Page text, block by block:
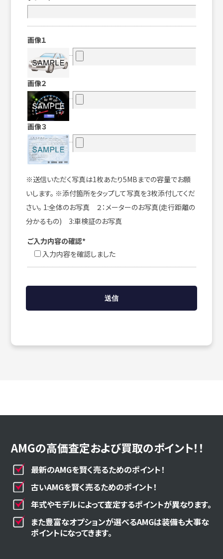
画像１
画像２
画像３
※送信いただく写真は1枚あたり5MBまでの容量でお願
いします。 ※添付箇所をタップして写真を3枚添付してくだ
さい。 1:全体のお写真 ２：メーターのお写真(走行距離の
分かるもの) 3:車検証のお写真
ご入力内容の確認*
入力内容を確認しました
AMGの高価査定および買取のポイント！！
最新のAMGを賢く売るためのポイント！
古いAMGを賢く売るためのポイント！
年式やモデルによって査定するポイントが異なります。
また豊富なオプションが選べるAMGは装備も大事な
ポイントになってきます。